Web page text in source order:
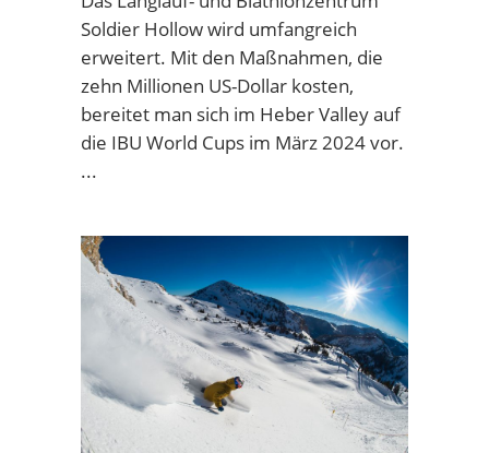
Soldier Hollow wird umfangreich
erweitert. Mit den Maßnahmen, die
zehn Millionen US-Dollar kosten,
bereitet man sich im Heber Valley auf
die IBU World Cups im März 2024 vor.